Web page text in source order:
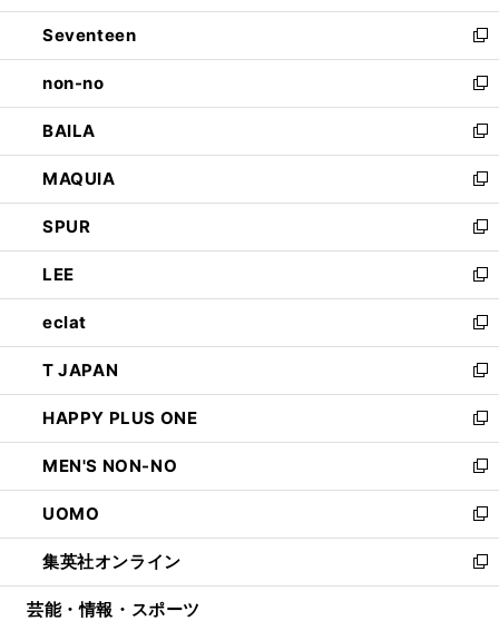
開
く
ウ
で
開
く
ン
ド
ウ
で
開
く
Seventeen
新
し
い
ウ
ィ
ン
ド
ウ
で
開
く
non-no
新
し
い
ウ
ィ
ン
ド
ウ
で
開
く
BAILA
新
し
い
ウ
ィ
ン
ド
ウ
で
開
く
MAQUIA
新
し
い
ウ
ィ
ン
ド
ウ
で
開
く
SPUR
新
し
い
ウ
ィ
ン
ド
ウ
で
開
く
LEE
新
し
い
ウ
ィ
ン
ド
ウ
で
開
く
eclat
新
し
い
ウ
ィ
ン
ド
ウ
で
開
く
T JAPAN
新
し
い
ウ
ィ
ン
ド
ウ
で
開
HAPPY PLUS ONE
新
し
い
ウ
ィ
ン
ド
ウ
MEN'S NON-NO
新
し
い
ウ
ィ
ン
UOMO
新
し
い
ウ
集英社オンライン
新
し
芸能・情報・スポーツ